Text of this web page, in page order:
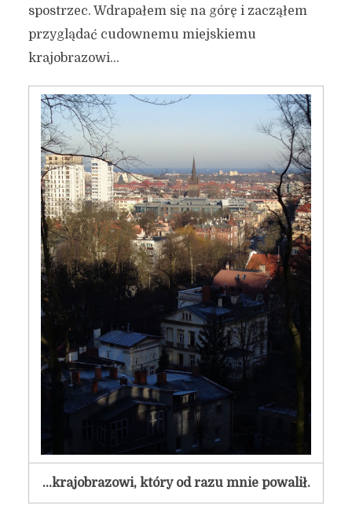
spostrzec. Wdrapałem się na górę i zacząłem
przyglądać cudownemu miejskiemu
krajobrazowi…
…krajobrazowi, który od razu mnie powalił.